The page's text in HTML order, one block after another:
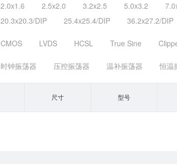
2.0x1.6 2.5x2.0 3.2x2.5 5.0x3.2
20.3x20.3/DIP
25.4x25.4/DIP 36.2x27.2/DIP
CMOS LVDS HCSL True Sine
时钟振荡器 压控振荡器 温补振荡器 恒温
尺寸 型号